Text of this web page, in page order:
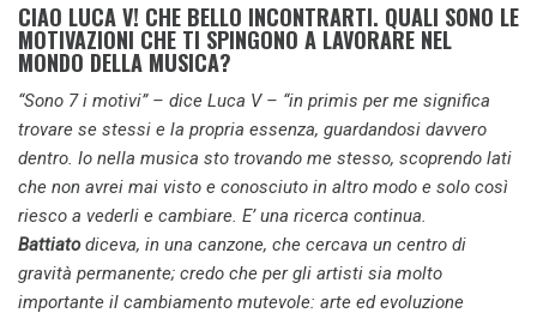
CIAO LUCA V! CHE BELLO INCONTRARTI. QUALI SONO LE
MOTIVAZIONI CHE TI SPINGONO A LAVORARE NEL
MONDO DELLA MUSICA?
“Sono 7 i motivi” – dice Luca V – “in primis per me significa
trovare se stessi e la propria essenza, guardandosi davvero
dentro. Io nella musica sto trovando me stesso, scoprendo lati
che non avrei mai visto e conosciuto in altro modo e solo così
riesco a vederli e cambiare. E’ una ricerca continua.
Battiatodiceva, in una canzone, che cercava un centro di
gravità permanente; credo che per gli artisti sia molto
importante il cambiamento mutevole: arte ed evoluzione